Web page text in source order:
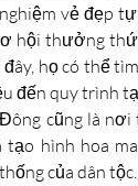
vẻ đẹp
hội thưởng
họ có thể
đến quy trình
cũng là
hình hoa
của dân tộc.